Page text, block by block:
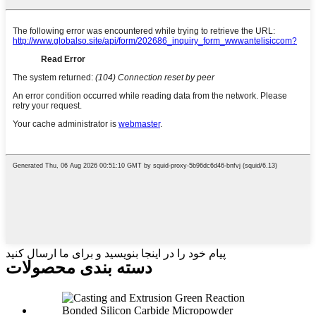
پیام خود را در اینجا بنویسید و برای ما ارسال کنید
دسته بندی محصولات